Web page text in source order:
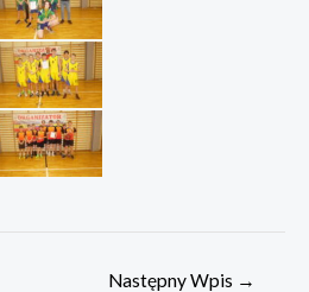
Następny Wpis →